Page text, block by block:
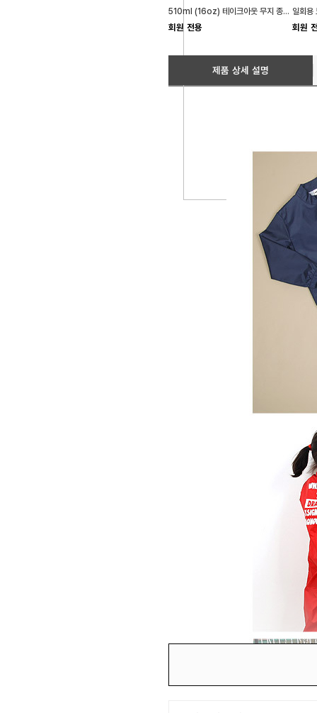
510ml (16oz) 테이크아웃 무지 종이컵 100개 일회용
회원 전용 회원
제품 상세 설명